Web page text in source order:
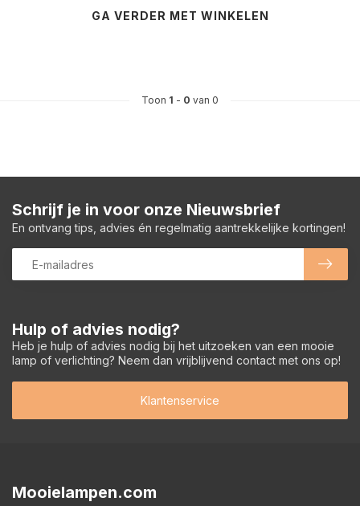
GA VERDER MET WINKELEN
Toon 1 - 0 van 0
Hulp of advies nodig?
Heb je hulp of advies nodig bij het uitzoeken van een mooie
lamp of verlichting? Neem dan vrijblijvend contact met ons op!
Klantenservice
Schrijf je in voor onze Nieuwsbrief
En ontvang tips, advies én regelmatig aantrekkelijke kortingen!
Mooielampen.com